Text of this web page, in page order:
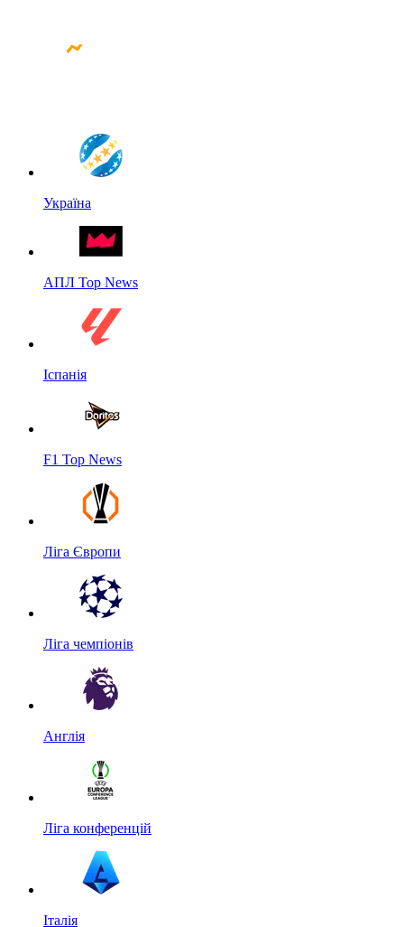
Україна
АПЛ Top News
Іспанія
F1 Top News
Ліга Європи
Ліга чемпіонів
Англія
Ліга конференцій
Італія